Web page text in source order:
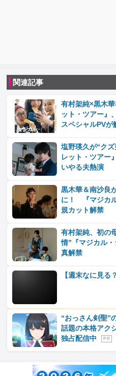
関連記事
有村架純×黒木
ット・ツアー』
スペシャルPVが
塩野瑛久が“ク
レット・ツアー
いやる夫熱演
黒木華＆南沙良
に！ 『マジカ
規カット解禁
有村架純、初の
情”『マジカル
真解禁
【週末なに見る
“おっさん剣聖
話題の本格アク
独占配信中
P R